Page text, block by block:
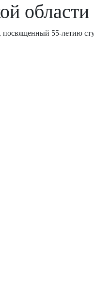
области
55-летию